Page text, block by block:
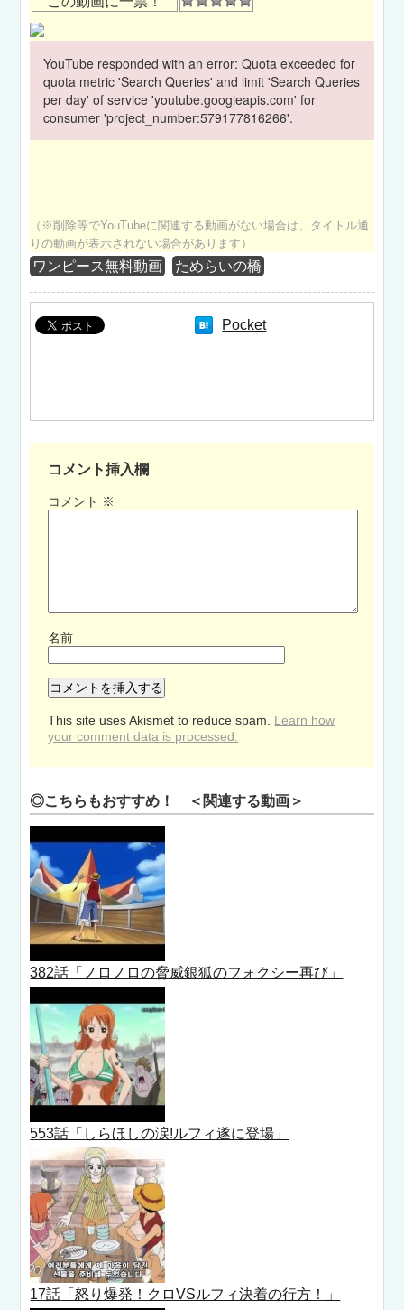
YouTube responded with an error: Quota exceeded for
quota metric 'Search Queries' and limit 'Search Queries
per day' of service 'youtube.googleapis.com' for
consumer 'project_number:579177816266'.
（※削除等でYouTubeに関連する動画がない場合は、タイトル通
りの動画が表示されない場合があります）
ワンピース無料動画 ためらいの橋
Pocket
コメント挿入欄
コメント ※
名前
This site uses Akismet to reduce spam. Learn how
your comment data is processed.
◎こちらもおすすめ！ ＜関連する動画＞
382話「ノロノロの脅威銀狐のフォクシー再び」
553話「しらほしの涙!ルフィ遂に登場」
17話「怒り爆発！クロVSルフィ決着の行方！」